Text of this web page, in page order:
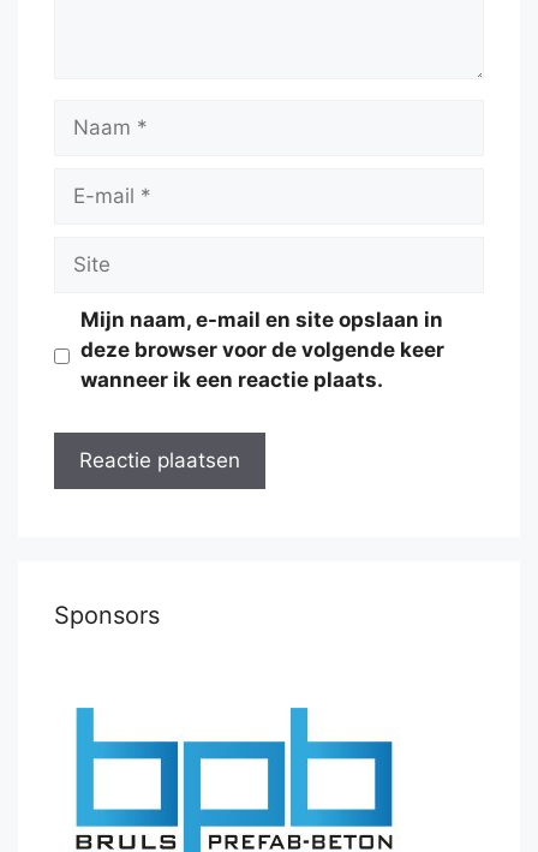
Naam
Site
Mijn naam, e-mail en site opslaan in
deze browser voor de volgende keer
wanneer ik een reactie plaats.
Sponsors